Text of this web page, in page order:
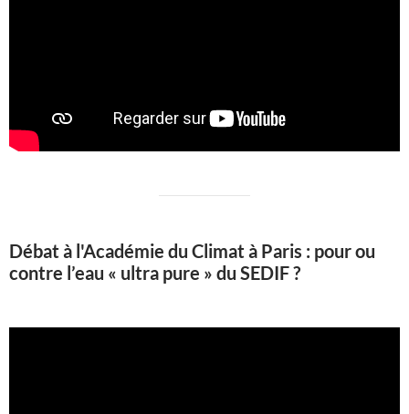
Débat à l'Académie du Climat à Paris : pour ou
contre l’eau « ultra pure » du SEDIF ?